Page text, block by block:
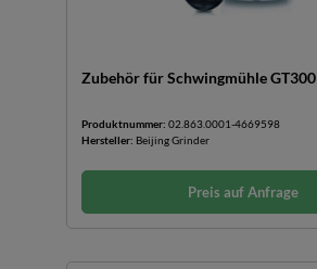
Zubehör für Schwingmühle GT300
Produktnummer: 02.863.0001-4669598
Hersteller: Beijing Grinder
Preis auf Anfrage